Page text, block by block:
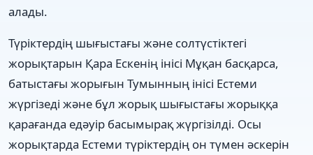
алады.
Түріктердің шығыстағы және солтүстіктегі
жорықтарын Қара Ескенің інісі Мұқан басқарса,
батыстағы жорығын Тумынның інісі Естеми
жүргізеді және бұл жорық шығыстағы жорыққа
қарағанда едәуір басымырақ жүргізілді. Осы
жорықтарда Естеми түріктердің он түмен әскерін